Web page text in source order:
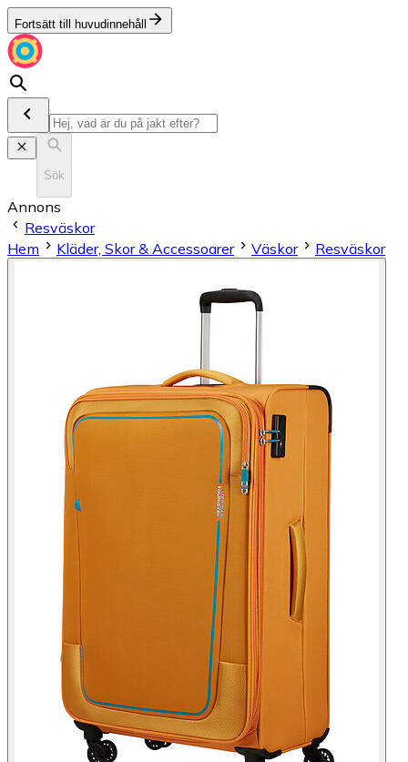
Fortsätt till huvudinnehåll
Sök
Annons
Resväskor
Hem
Kläder, Skor & Accessoarer Väskor Resväskor